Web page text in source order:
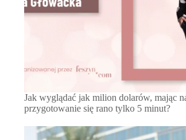
Jak wyglądać jak milion dolarów, mając
przygotowanie się rano tylko 5 minut?